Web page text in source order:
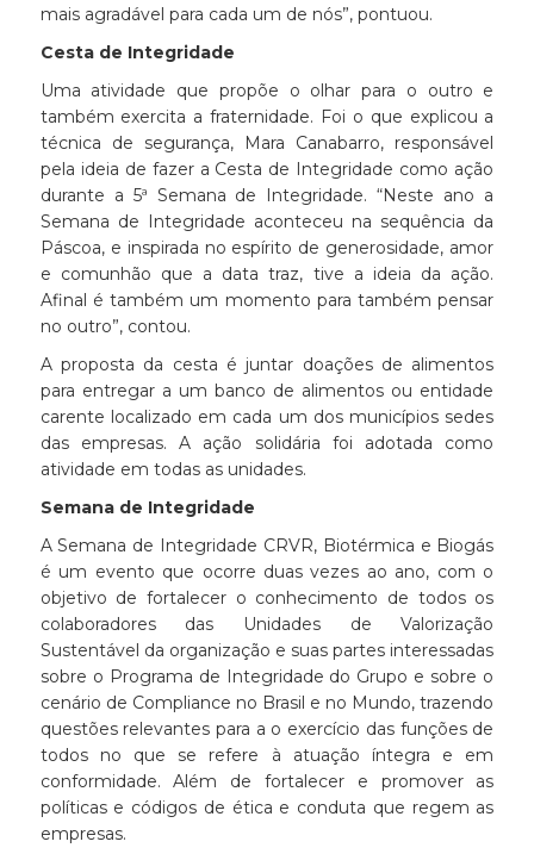
mais agradável para cada um de nós”, pontuou.
Cesta de Integridade
Uma atividade que propõe o olhar para o outro e
também exercita a fraternidade. Foi o que explicou a
técnica de segurança, Mara Canabarro, responsável
pela ideia de fazer a Cesta de Integridade como ação
durante a 5ª Semana de Integridade. “Neste ano a
Semana de Integridade aconteceu na sequência da
Páscoa, e inspirada no espírito de generosidade, amor
e comunhão que a data traz, tive a ideia da ação.
Afinal é também um momento para também pensar
no outro”, contou.
A proposta da cesta é juntar doações de alimentos
para entregar a um banco de alimentos ou entidade
carente localizado em cada um dos municípios sedes
das empresas. A ação solidária foi adotada como
atividade em todas as unidades.
Semana de Integridade
A Semana de Integridade CRVR, Biotérmica e Biogás
é um evento que ocorre duas vezes ao ano, com o
objetivo de fortalecer o conhecimento de todos os
colaboradores das Unidades de Valorização
Sustentável da organização e suas partes interessadas
sobre o Programa de Integridade do Grupo e sobre o
cenário de Compliance no Brasil e no Mundo, trazendo
questões relevantes para a o exercício das funções de
todos no que se refere à atuação íntegra e em
conformidade. Além de fortalecer e promover as
políticas e códigos de ética e conduta que regem as
empresas.